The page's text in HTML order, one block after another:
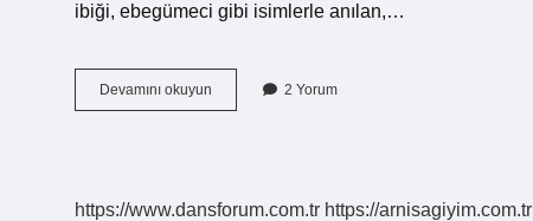
ibiği, ebegümeci gibi isimlerle anılan,…
Devamını okuyun
Çiçeği
2 Yorum
https://www.dansforum.com.tr https://arnisagiyim.com.tr